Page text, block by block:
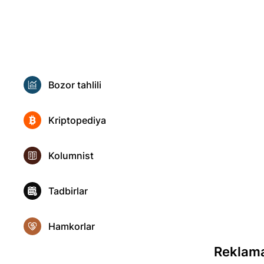
Kriptopediya
Hamkorlar
Kolumnist
Tadbirlar
Bozor tahlili